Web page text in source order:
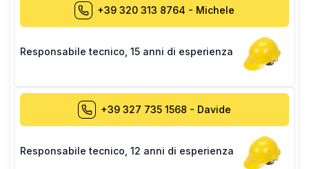
+39 320 313 8764 - Michele
Responsabile tecnico 15 anni di esperienza
+39 327 735 1568 - Davide
Responsabile tecnico 12 anni di esperienza